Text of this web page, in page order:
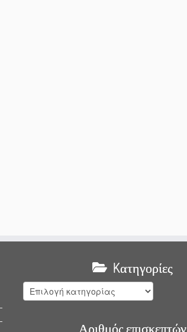
Kατηγορίες
Kατηγορίες
Αριθμός επισκεπτών